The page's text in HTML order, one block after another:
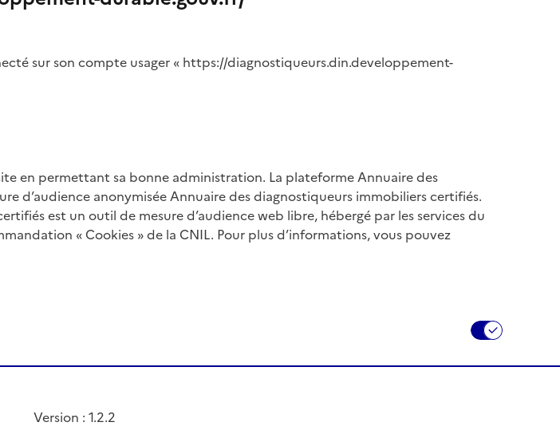
sur son compte usager « https://diagnostiqueurs.din.developpement-
en permettant sa bonne administration. La plateforme Annuaire des
d’audience anonymisée Annuaire des diagnostiqueurs immobiliers certifiés.
est un outil de mesure d’audience web libre, hébergé par les services du
« Cookies » de la CNIL. Pour plus d’informations, vous pouvez
Version : 1.2.2